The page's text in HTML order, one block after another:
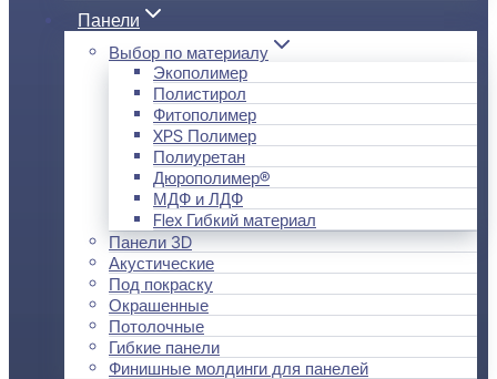
Панели
Выбор по материалу
Экополимер
Полистирол
Фитополимер
XPS Полимер
Полиуретан
Дюрополимер®
МДФ и ЛДФ
Flex Гибкий материал
Панели 3D
Акустические
Под покраску
Окрашенные
Потолочные
Гибкие панели
Финишные молдинги для панелей